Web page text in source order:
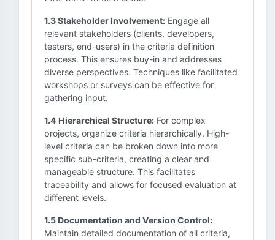
1.3 Stakeholder Involvement: Engage all
relevant stakeholders (clients, developers,
testers, end-users) in the criteria definition
process. This ensures buy-in and addresses
diverse perspectives. Techniques like facilitated
workshops or surveys can be effective for
gathering input.
1.4 Hierarchical Structure: For complex
projects, organize criteria hierarchically. High-
level criteria can be broken down into more
specific sub-criteria, creating a clear and
manageable structure. This facilitates
traceability and allows for focused evaluation at
different levels.
1.5 Documentation and Version Control:
Maintain detailed documentation of all criteria,